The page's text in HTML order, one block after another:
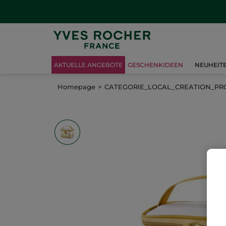
AKTUELLE ANGEBOTE GESCHENKIDEEN
Homepage